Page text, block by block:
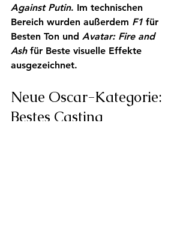
Against Putin. Im technischen
Bereich wurden außerdem F1 für
Besten Ton und Avatar: Fire and
Ash für Beste visuelle Effekte
ausgezeichnet.
Neue Oscar-Kategorie:
Bestes Casting